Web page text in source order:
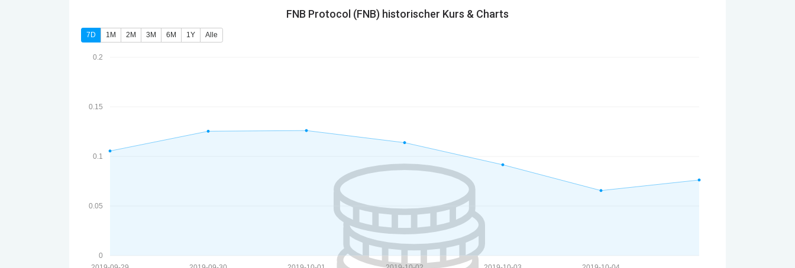
FNB Protocol (FNB) historischer Kurs & Charts
7D 1M 2M 3M 6M 1Y Alle
0
0.05
0.1
0.15
0.2